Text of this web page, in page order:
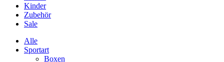
Kinder
Zubehör
Sale
Alle
Sportart
Boxen